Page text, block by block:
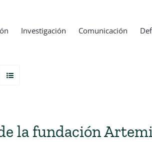
Investigación Comunicación
la fundación